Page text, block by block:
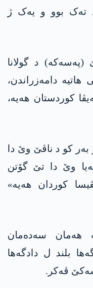
تەک بوو و یەک ژ
(په‌سه‌كه‌) د گولانا
هاتیە دامەزراندن،
کوردستان هەیە،
کو د ناڤێ وێ دا
وێ دا تێ گۆتن
کوردان هەیە»
ژی ب هەمان سەدەمان
بلند ل دادگەها
ڤەکر.